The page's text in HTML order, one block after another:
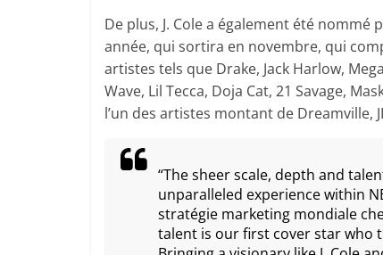
De plus, J. Cole a également été
année, qui sortira en novembre, qui
artistes tels que Drake, Jack Harlow,
Wave, Lil Tecca, Doja Cat, 21 Savage,
l’un des artistes montant de
“The sheer scale, depth and
unparalleled experience within
stratégie marketing mondiale
talent is our first cover star who